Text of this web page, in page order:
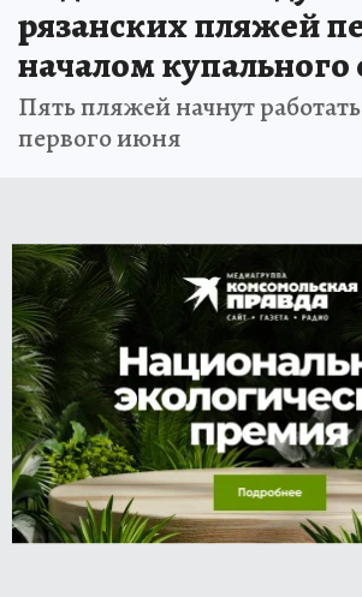
рязанских пляжей
началом купального
Пять пляжей начнут
первого июня